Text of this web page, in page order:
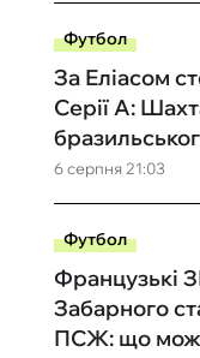
Футбол
6 серпня 21:03
За Еліасом
Серії А:
Футбол
Французькі
Забарного
ПСЖ: що